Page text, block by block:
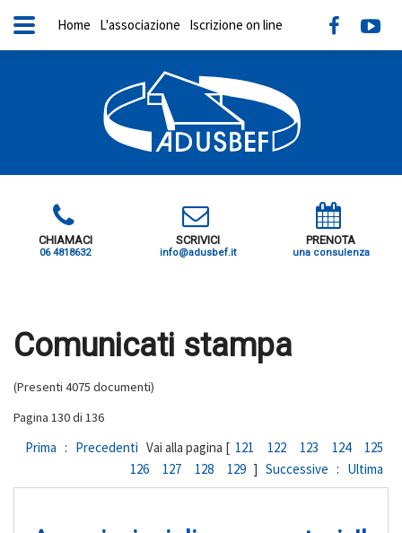
CHIAMACI
06 4818632
SCRIVICI
info@adusbef.it
PRENOTA
una consulenza
Home L'associazione Iscrizione on line
Comunicati stampa
(Presenti 4075 documenti)
Pagina 130 di 136
Prima : Precedenti Vai alla pagina [ 121 122 123 124
125
126
127 128 129 ] Successive : Ultima